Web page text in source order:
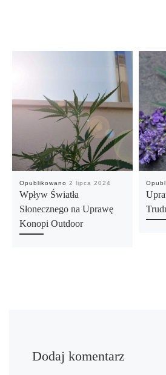
Opublikowano 2 lipca 2024
Wpływ Światła
Słonecznego na Uprawę
Konopi Outdoor
Dodaj komentarz